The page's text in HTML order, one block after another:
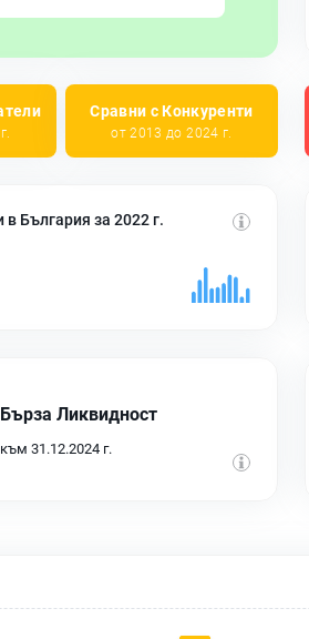
Сравни с Конкуренти
от 2013 до 2024 г.
България за 2022 г.
Бърза Ликвидност
към 31.12.2024 г.